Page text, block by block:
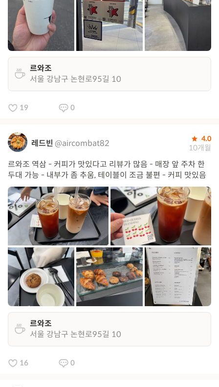
르와조
서울 강남구 논현로95길 10
19 0
레드빈 @aircombat82 4.0
10개월
르와조 역삼 - 커피가 맛있다고 리뷰가 많음 - 매장 앞 주차 한
두대 가능 - 내부가 좀 추움, 테이블이 조금 불편 - 커피 맛있음
르와조
서울 강남구 논현로95길 10
16 0